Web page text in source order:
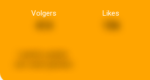
Volgers Likes